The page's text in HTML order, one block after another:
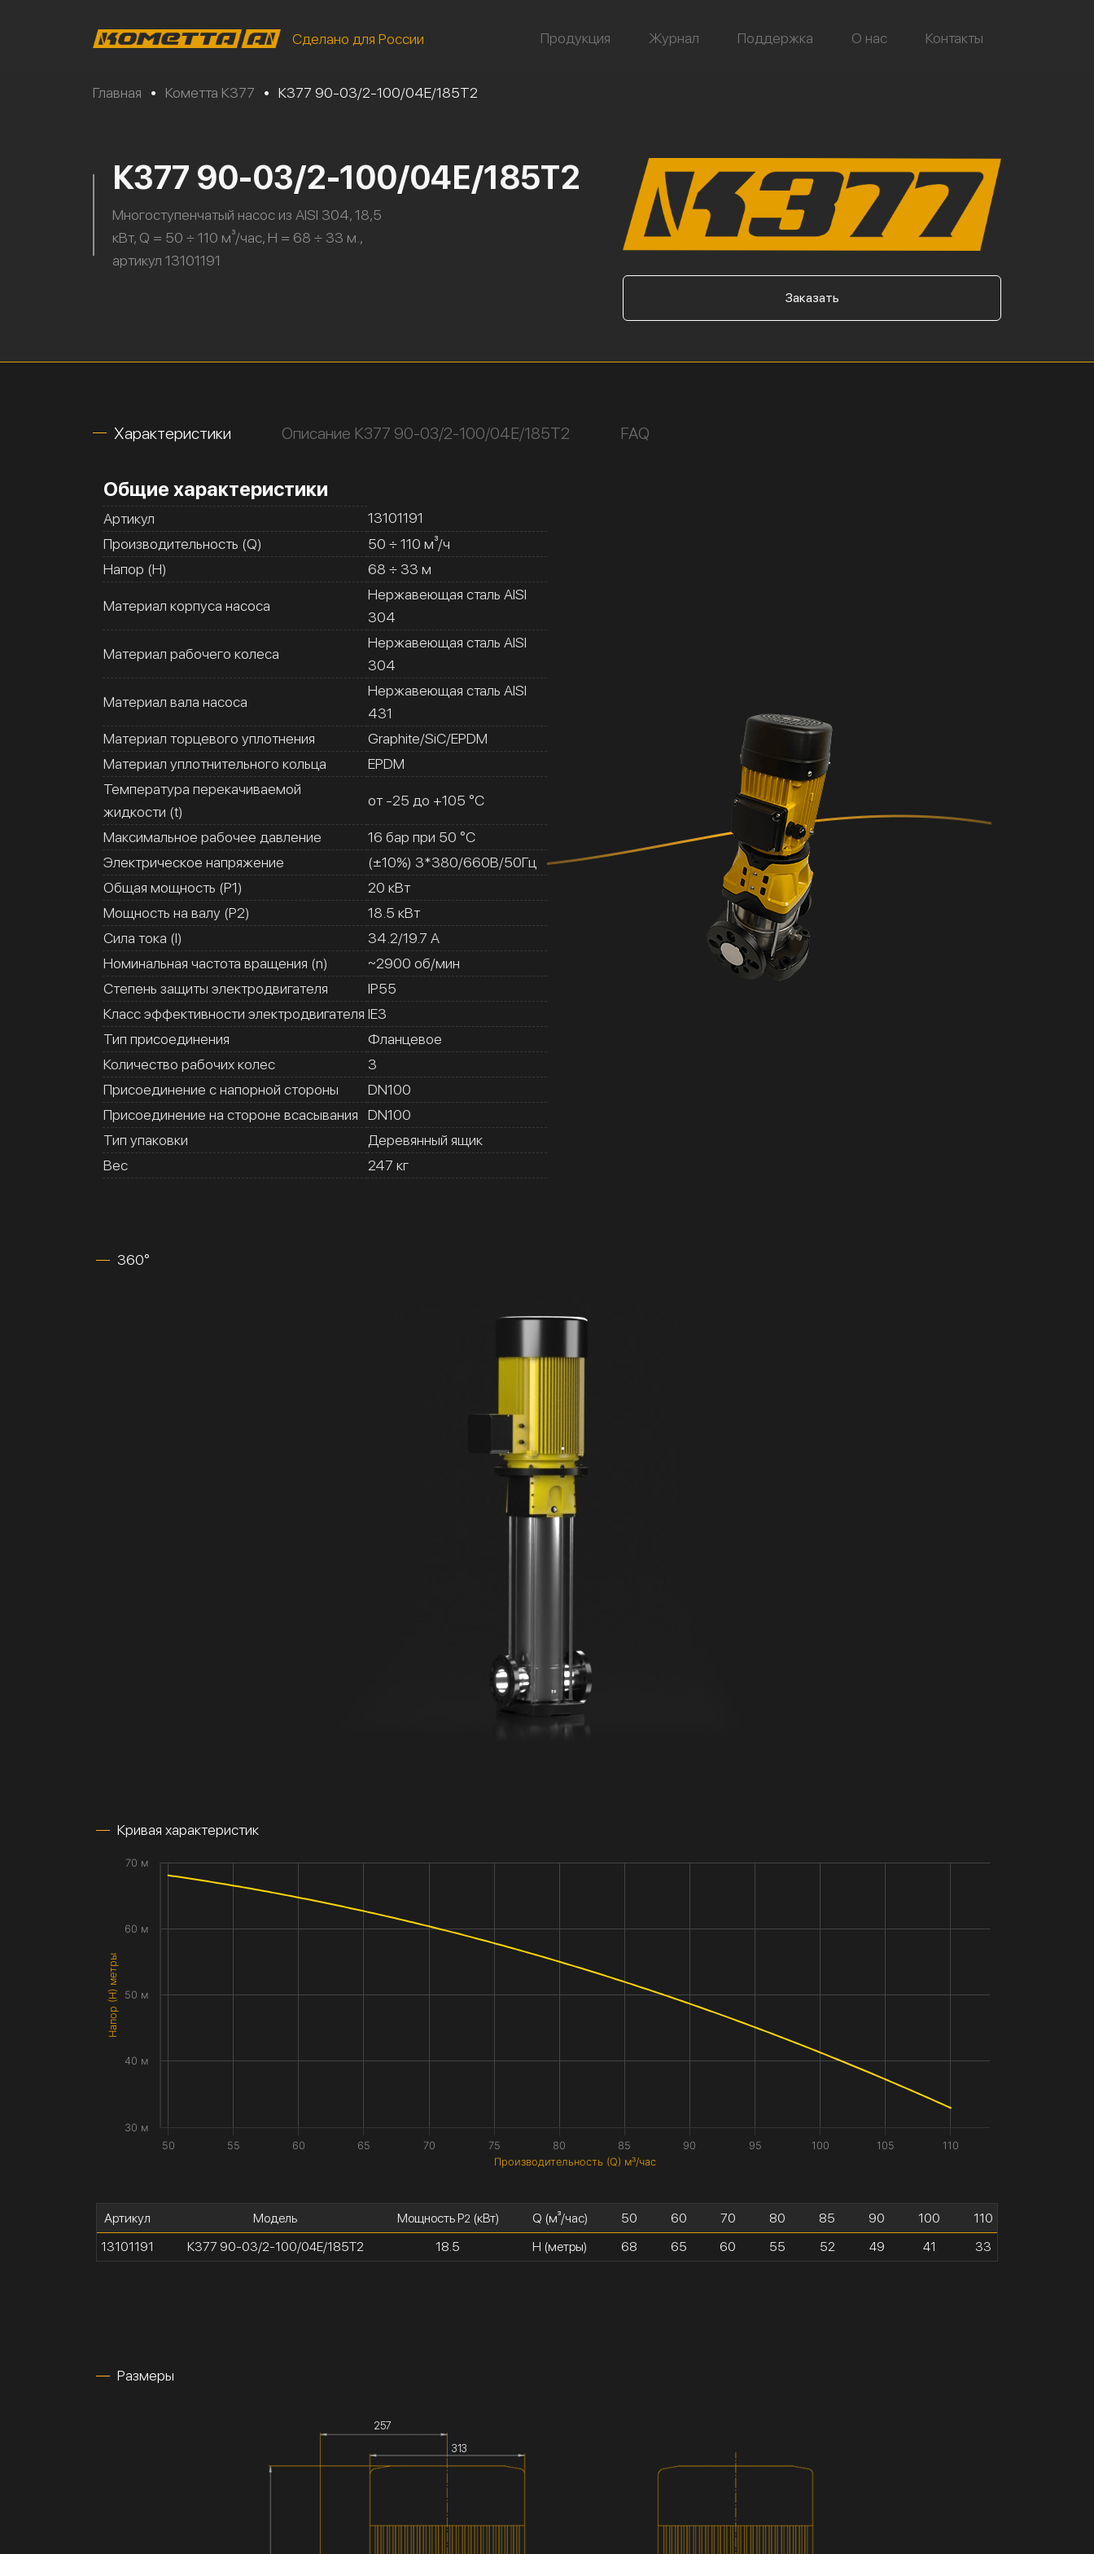
Сделано для России Продукция Журнал Поддержка О нас Контакты
Главная • Кометта К377 • К377 90-03/2-100/04Е/185Т2
К377 90-03/2-100/04Е/185Т2
Многоступенчатый насос из AISI 304, 18,5
кВт, Q = 50 ÷ 110 м³/час, H = 68 ÷ 33 м.,
артикул 13101191
Заказать
Характеристики Описание К377 90-03/2-100/04Е/185Т2 FAQ
Общие характеристики
Артикул
13101191
Производительность (Q)
50 ÷ 110 м³/ч
Напор (H)
68 ÷ 33 м
Материал корпуса насоса
Нержавеющая сталь AISI
304
Материал рабочего колеса
Нержавеющая сталь AISI
304
Материал вала насоса
Нержавеющая сталь AISI
431
Материал торцевого уплотнения
Graphite/SiC/EPDM
Материал уплотнительного кольца
EPDM
Температура перекачиваемой
жидкости (t)
от -25 до +105 °C
Максимальное рабочее давление
16 бар при 50 °C
Электрическое напряжение
(±10%) 3*380/660В/50Гц
Общая мощность (Р1)
20 кВт
Мощность на валу (Р2)
18.5 кВт
Сила тока (I)
34.2/19.7 A
Номинальная частота вращения (n)
~2900 об/мин
Степень защиты электродвигателя
IP55
Класс эффективности электродвигателя IE3
Тип присоединения
Фланцевое
Количество рабочих колес
3
Присоединение с напорной стороны
DN100
Присоединение на стороне всасывания
DN100
Тип упаковки
Деревянный ящик
Вес
247 кг
360°
Кривая характеристик
Производительность (Q) м³/час
Напор (H) метры
50 55 60 65 70 75 80 85 90 95 100 105 110
30 м
40 м
50 м
60 м
70 м
Артикул
13101191
Модель
К377 90-03/2-100/04Е/185Т2
Мощность P2(кВт)
18.5
Q (м³/час)
H (метры)
50
68
60
65
70
60
80
55
85
52
90
49
100
41
110
33
Размеры
257
313